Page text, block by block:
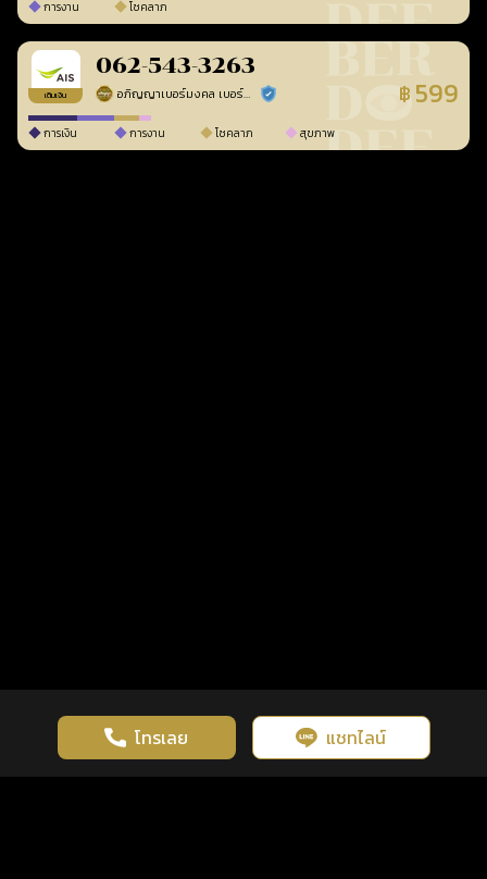
การงาน โชคลาภ
เติมเงิน
062-543-3263
อภิญญาเบอร์มงคล เบอร์สวยเลขศาสตร์ ร้านยืนยันแล้ว ฿ 599
การเงิน การงาน โชคลาภ สุขภาพ
โทรเลย แชทไลน์
เว็บไซต์นี้มีการใช้งานคุกกี้ เพื่อเพิ่มประสิทธิภาพและประสบการณ์ที่ดี
ในการใช้งานเว็บไซต์ นโยบายความเป็นส่วนตัว
รู้ก่อน พร้อมกว่า ทุกจังหวะชีวิต คลิกดูดวงฟรี